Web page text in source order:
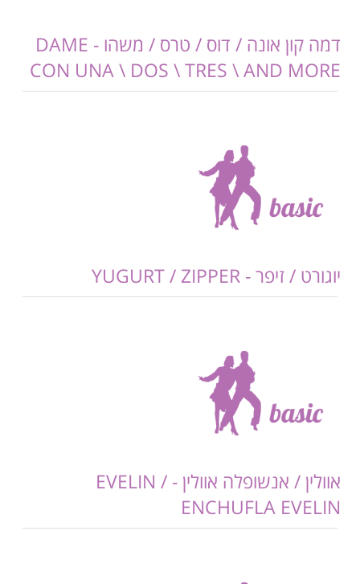
דמה קון אונה / דוס / טרס / משהו - DAME
CON UNA \ DOS \ TRES \ AND MORE
יוגורט / זיפר - YUGURT / ZIPPER
אוולין / אנשופלה אוולין - EVELIN /
ENCHUFLA EVELIN